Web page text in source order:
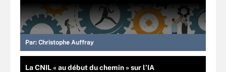
Par: Christophe Auffray
La CNIL « au début du chemin » sur l’IA